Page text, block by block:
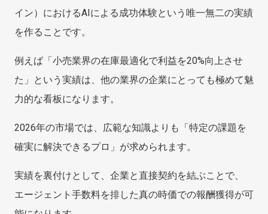
イン）におけるAIによる成功体験という唯一無二の実績
を作ることです。
例えば「小売業界の在庫最適化で利益を20%向上させ
た」という実績は、他の業界の企業にとっても極めて魅
力的な看板になります。
2026年の市場では、広範な知識よりも「特定の課題を
確実に解決できるプロ」が求められます。
実績を裏付けとして、企業と直接契約を結ぶことで、
エージェント手数料を排した真の時価での報酬獲得が可